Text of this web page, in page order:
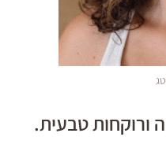
ורוקחות טבעית.